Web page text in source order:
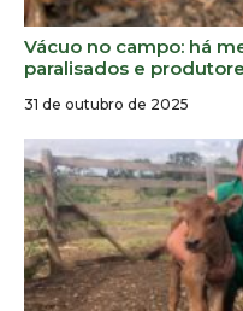
Vácuo no campo: há
paralisados e
31 de outubro de 2025